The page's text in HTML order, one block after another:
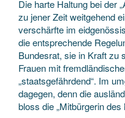
Die harte Haltung bei der
zu jener Zeit weitgehend
verschärfte im
die entsprechende
Bundesrat, sie in Kraft zu
Frauen mit
„staatsgefährdend“. Im
dagegen, denn die
bloss die „Mitbürgerin des